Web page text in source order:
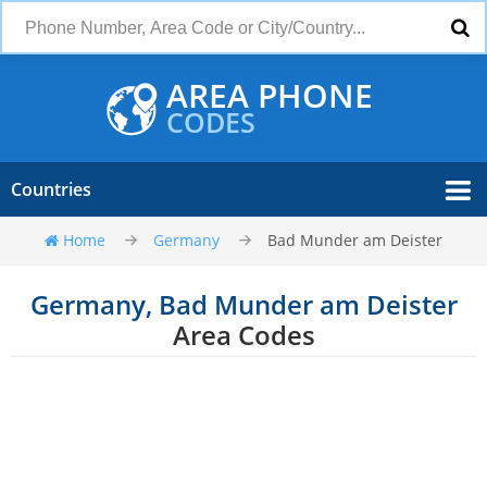
AREA PHONE
CODES
Countries
Home Germany Bad Munder am Deister
Germany, Bad Munder am Deister
Area Codes